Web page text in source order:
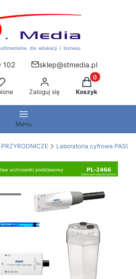
102
sklep@stmedia.pl
Zaloguj się
Produkty w
Koszyk
Menu
Laboratoria cyfrowe PASCO